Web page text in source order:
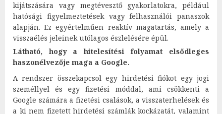
kijátszására vagy megtévesztő gyakorlatokra, például
hatósági figyelmeztetések vagy felhasználói panaszok
alapján. Ez egyértelműen reaktív magatartás, amely a
visszaélés jeleinek utólagos észlelésére épül.
Látható, hogy a hitelesítési folyamat elsődleges
haszonélvezője maga a Google.
A rendszer összekapcsol egy hirdetési fiókot egy jogi
személlyel és egy fizetési móddal, ami csökkenti a
Google számára a fizetési csalások, a visszaterhelések és
a ki nem fizetett hirdetési számlák kockázatát, valamint